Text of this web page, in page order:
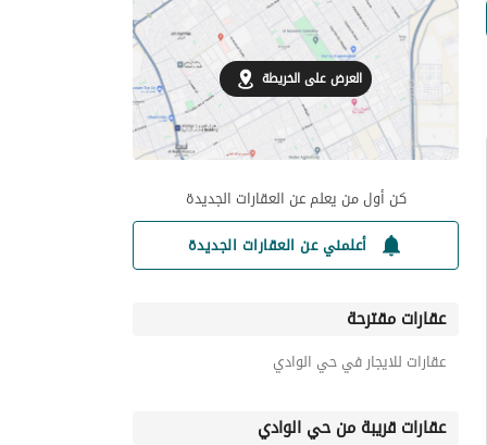
العرض على الخريطة
كن أول من يعلم عن العقارات الجديدة
أعلمني عن العقارات الجديدة
عقارات مقترحة
عقارات للايجار في حي الوادي
عقارات قريبة من حي الوادي